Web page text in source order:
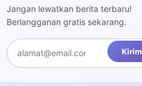
Jangan lewatkan berita terbaru!
Berlangganan gratis sekarang.
Kirim